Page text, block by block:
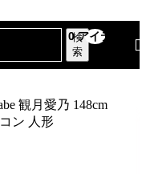
検
索
0アイテム
観月愛乃 148cm
ン 人形